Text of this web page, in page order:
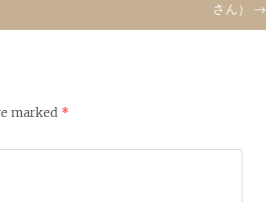
さん） →
marked *